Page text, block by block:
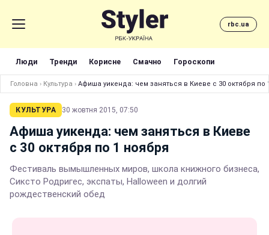
rbc.ua
Люди Тренди Корисне Смачно Гороскопи
Головна › Культура › Афиша уикенда: чем заняться в Киеве с 30 октября по
КУЛЬТУРА 30 жовтня 2015, 07:50
Афиша уикенда: чем заняться в Киеве
с 30 октября по 1 ноября
Фестиваль вымышленных миров, школа книжного бизнеса,
Сиксто Родригес, экспаты, Halloween и долгий
рождественский обед